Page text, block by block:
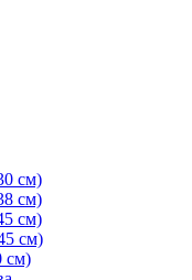
см)
см)
см)
см)
см)